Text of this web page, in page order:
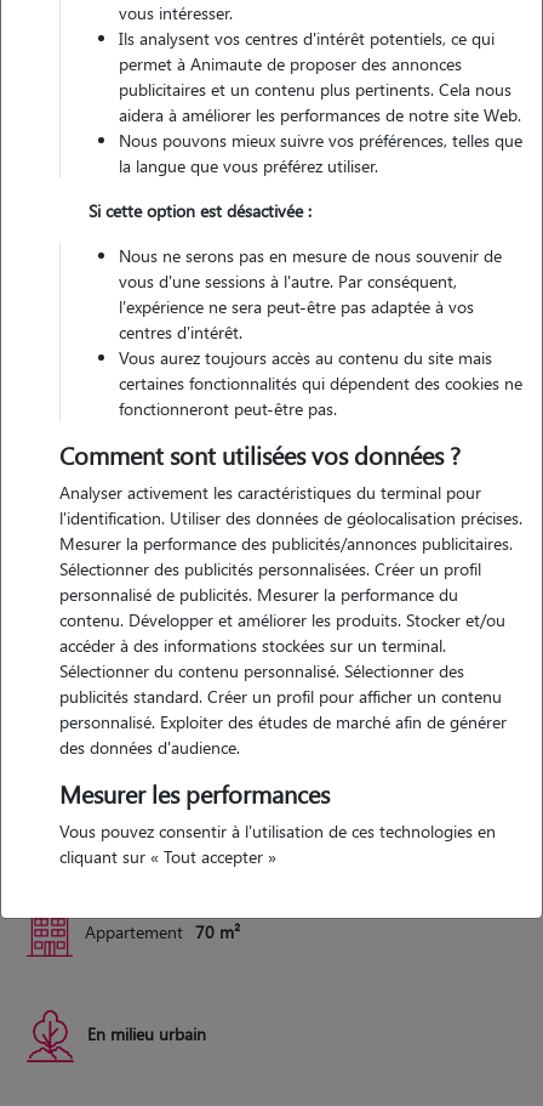
Garde réalisée
Contacter
L'envoi d'une demande est sans engagement
Motivation
je m'occupe deja d'animaux dans mon travail et est envie de
continuer de m'occuper d'animaux lors de mon temps libre, et
pourquoi pas apporter mon expérience et mes connaissances si
besoin ! habitant en appartement le plus simple serait que je vienne
m'occuper de vos animaux chez vous.
Expérience
ayant deja vécu avec des chats et des chiens étant enfant,
aujourd'hui je suis soigneur animalier dans un parc animalier et je
suis donc qualifié pour m'occuper de toutes sorte d'animaux, félin,
canin, caprin, oiseaux, poisson reptiles etc
grand appartement sur 2 étages ! ca ne vaudra jamais un exterieur
mais au moins il y a de l'espace ?
Appartement 70 m²
En milieu urbain
vous intéresser.
Ils analysent vos centres d'intérêt potentiels, ce qui
permet à Animaute de proposer des annonces
publicitaires et un contenu plus pertinents. Cela nous
aidera à améliorer les performances de notre site Web.
Nous pouvons mieux suivre vos préférences, telles que
la langue que vous préférez utiliser.
Si cette option est désactivée :
Nous ne serons pas en mesure de nous souvenir de
vous d'une sessions à l'autre. Par conséquent,
l'expérience ne sera peut-être pas adaptée à vos
centres d'intérêt.
Vous aurez toujours accès au contenu du site mais
certaines fonctionnalités qui dépendent des cookies ne
fonctionneront peut-être pas.
Comment sont utilisées vos données ?
Analyser activement les caractéristiques du terminal pour
l'identification. Utiliser des données de géolocalisation précises.
Mesurer la performance des publicités/annonces publicitaires.
Sélectionner des publicités personnalisées. Créer un profil
personnalisé de publicités. Mesurer la performance du
contenu. Développer et améliorer les produits. Stocker et/ou
accéder à des informations stockées sur un terminal.
Sélectionner du contenu personnalisé. Sélectionner des
publicités standard. Créer un profil pour afficher un contenu
personnalisé. Exploiter des études de marché afin de générer
des données d'audience.
Mesurer les performances
Vous pouvez consentir à l'utilisation de ces technologies en
cliquant sur « Tout accepter »